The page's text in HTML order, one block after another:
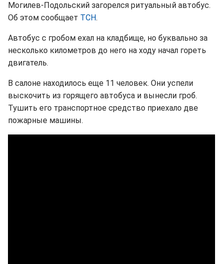
Могилев-Подольский загорелся ритуальный автобус.
Об этом сообщает ТСН.
Автобус с гробом ехал на кладбище, но буквально за
несколько километров до него на ходу начал гореть
двигатель.
В салоне находилось еще 11 человек. Они успели
выскочить из горящего автобуса и вынесли гроб.
Тушить его транспортное средство приехало две
пожарные машины.